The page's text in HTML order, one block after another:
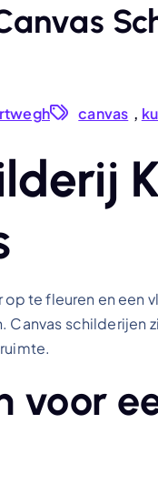
canvas ,
op te fleuren en
Canvas schilderijen
voor